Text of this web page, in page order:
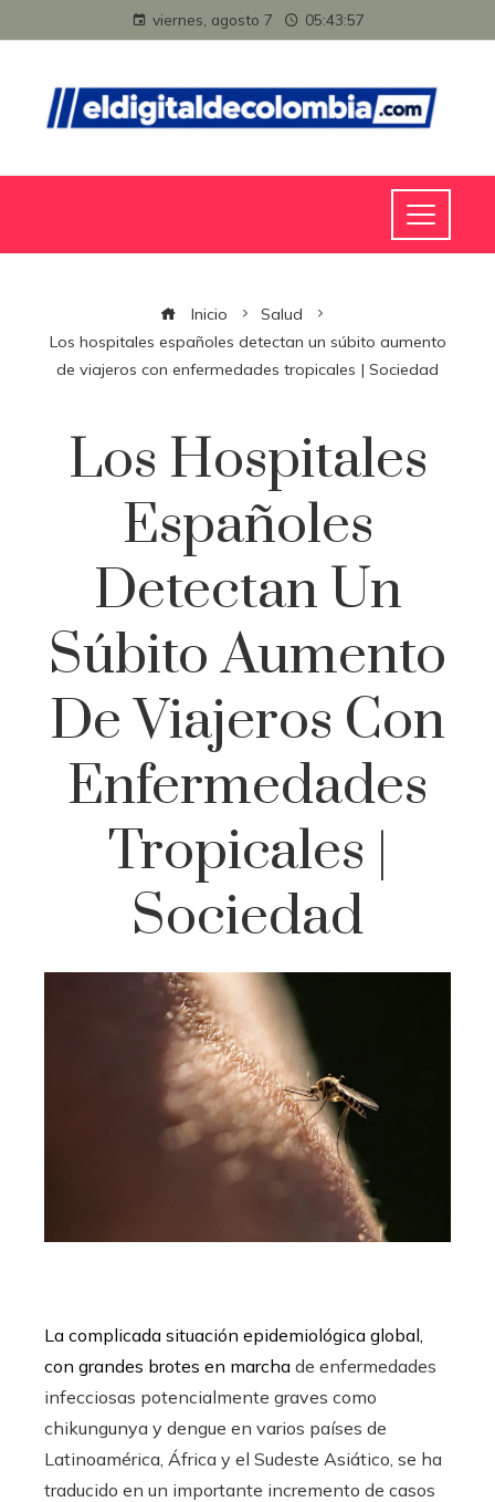
viernes, agosto 7 05:43:57
Inicio
Salud
Los hospitales españoles detectan un súbito aumento
de viajeros con enfermedades tropicales | Sociedad
Los Hospitales
Españoles
Detectan Un
Súbito Aumento
De Viajeros Con
Enfermedades
Tropicales |
Sociedad
La complicada situación epidemiológica global,
con grandes brotes en marcha de enfermedades
infecciosas potencialmente graves como
chikungunya y dengue en varios países de
Latinoamérica, África y el Sudeste Asiático, se ha
traducido en un importante incremento de casos